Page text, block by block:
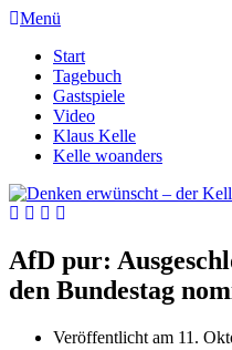
Menü
Start
Tagebuch
Gastspiele
Video
Klaus Kelle
Kelle woanders
AfD pur:
den Bundestag
Veröffentlicht am 11.